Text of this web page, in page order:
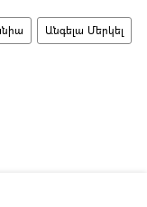
Անգելա Մերկել